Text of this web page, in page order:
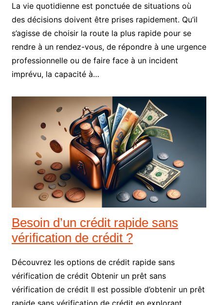
La vie quotidienne est ponctuée de situations où
des décisions doivent être prises rapidement. Qu’il
s’agisse de choisir la route la plus rapide pour se
rendre à un rendez-vous, de répondre à une urgence
professionnelle ou de faire face à un incident
imprévu, la capacité à…
Besoin d’un crédit rapide sans
vérification de crédit ?
Découvrez les options de crédit rapide sans
vérification de crédit Obtenir un prêt sans
vérification de crédit Il est possible d’obtenir un prêt